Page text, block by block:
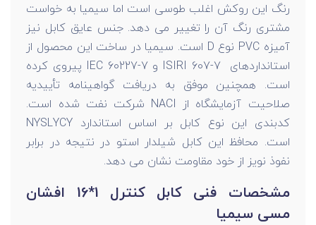
رنگ این روکش اغلب طوسی است اما سیمیا به خواست
مشتری رنگ آن را تغییر می دهد. جنس عایق کابل نیز
آمیزه PVC نوع D است. سیمیا در ساخت این محصول از
استانداردهای ISIRI 607-7 و IEC 60227-7 پیروی کرده
است. همچنین موفق به دریافت گواهینامه تأییدیه
صلاحیت آزمایشگاه از NACI شرکت نفت شده است.
کدبندی این نوع کابل بر اساس استاندارد NYSLYCY
است. محافظ این کابل شیلدار استو در نتیجه در برابر
نفوذ نویز از خود مقاومت نشان می دهد.
مشخصات فنی کابل کنترل 1*16 افشان
مسی سیمیا